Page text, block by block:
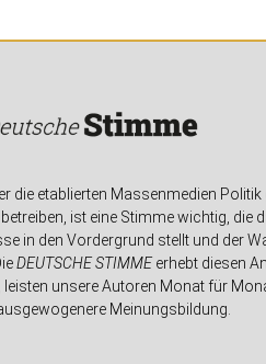
die etablierten Massenmedien Politik
ist eine Stimme wichtig, die
in den Vordergrund stellt und der
DEUTSCHE STIMMEerhebt diesen
leisten unsere Autoren Monat für
Meinungsbildung.